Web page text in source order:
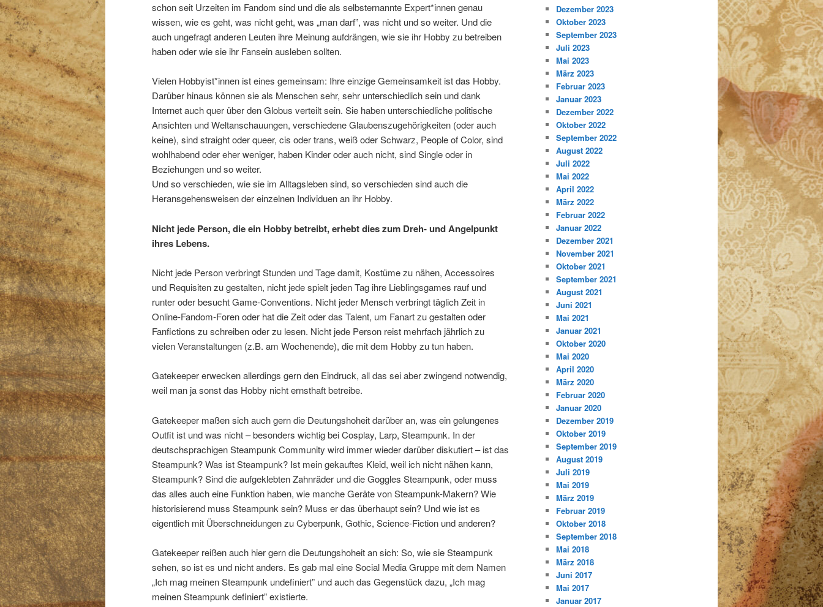
schon seit Urzeiten im Fandom sind und die als selbsternannte Expert*innen genau
wissen, wie es geht, was nicht geht, was „man darf”, was nicht und so weiter. Und die
auch ungefragt anderen Leuten ihre Meinung aufdrängen, wie sie ihr Hobby zu betreiben
haben oder wie sie ihr Fansein ausleben sollten.
Vielen Hobbyist*innen ist eines gemeinsam: Ihre einzige Gemeinsamkeit ist das Hobby.
Darüber hinaus können sie als Menschen sehr, sehr unterschiedlich sein und dank
Internet auch quer über den Globus verteilt sein. Sie haben unterschiedliche politische
Ansichten und Weltanschauungen, verschiedene Glaubenszugehörigkeiten (oder auch
keine), sind straight oder queer, cis oder trans, weiß oder Schwarz, People of Color, sind
wohlhabend oder eher weniger, haben Kinder oder auch nicht, sind Single oder in
Beziehungen und so weiter.
Und so verschieden, wie sie im Alltagsleben sind, so verschieden sind auch die
Heransgehensweisen der einzelnen Individuen an ihr Hobby.
Nicht jede Person, die ein Hobby betreibt, erhebt dies zum Dreh- und Angelpunkt
ihres Lebens.
Nicht jede Person verbringt Stunden und Tage damit, Kostüme zu nähen, Accessoires
und Requisiten zu gestalten, nicht jede spielt jeden Tag ihre Lieblingsgames rauf und
runter oder besucht Game-Conventions. Nicht jeder Mensch verbringt täglich Zeit in
Online-Fandom-Foren oder hat die Zeit oder das Talent, um Fanart zu gestalten oder
Fanfictions zu schreiben oder zu lesen. Nicht jede Person reist mehrfach jährlich zu
vielen Veranstaltungen (z.B. am Wochenende), die mit dem Hobby zu tun haben.
Gatekeeper erwecken allerdings gern den Eindruck, all das sei aber zwingend notwendig,
weil man ja sonst das Hobby nicht ernsthaft betreibe.
Gatekeeper maßen sich auch gern die Deutungshoheit darüber an, was ein gelungenes
Outfit ist und was nicht – besonders wichtig bei Cosplay, Larp, Steampunk. In der
deutschsprachigen Steampunk Community wird immer wieder darüber diskutiert – ist das
Steampunk? Was ist Steampunk? Ist mein gekauftes Kleid, weil ich nicht nähen kann,
Steampunk? Sind die aufgeklebten Zahnräder und die Goggles Steampunk, oder muss
das alles auch eine Funktion haben, wie manche Geräte von Steampunk-Makern? Wie
historisierend muss Steampunk sein? Muss er das überhaupt sein? Und wie ist es
eigentlich mit Überschneidungen zu Cyberpunk, Gothic, Science-Fiction und anderen?
Gatekeeper reißen auch hier gern die Deutungshoheit an sich: So, wie sie Steampunk
sehen, so ist es und nicht anders. Es gab mal eine Social Media Gruppe mit dem Namen
„Ich mag meinen Steampunk undefiniert” und auch das Gegenstück dazu, „Ich mag
meinen Steampunk definiert” existierte.
Dezember 2023
Oktober 2023
September 2023
Juli 2023
Mai 2023
März 2023
Februar 2023
Januar 2023
Dezember 2022
Oktober 2022
September 2022
August 2022
Juli 2022
Mai 2022
April 2022
März 2022
Februar 2022
Januar 2022
Dezember 2021
November 2021
Oktober 2021
September 2021
August 2021
Juni 2021
Mai 2021
Januar 2021
Oktober 2020
Mai 2020
April 2020
März 2020
Februar 2020
Januar 2020
Dezember 2019
Oktober 2019
September 2019
August 2019
Juli 2019
Mai 2019
März 2019
Februar 2019
Oktober 2018
September 2018
Mai 2018
März 2018
Juni 2017
Mai 2017
Januar 2017